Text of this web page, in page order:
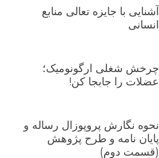
آشنایی با جایزه تعالی منابع
انسانی
چرخش شغلی ارگونومیک؛
عضلات را جابجا کن!
نحوه نگارش پروپوزال رساله و
پایان نامه و طرح پژوهش
(قسمت دوم)